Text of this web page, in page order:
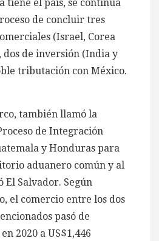
tiene el país, se continúa
de concluir tres
(Israel, Corea
dos de inversión (India y
tributación con México.
también llamó la
de Integración
y Honduras para
aduanero común y al
El Salvador. Según
el comercio entre los dos
pasó de
2020 a US$1,446